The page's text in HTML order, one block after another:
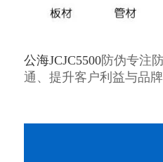
公海JCJC5500防伪专注
通、提升客户利益与品